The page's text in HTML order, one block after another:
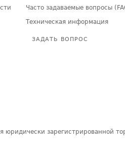
Часто задаваемые вопросы
Техническая информация
ЗАДАТЬ ВОПРОС
юридически зарегистрированной